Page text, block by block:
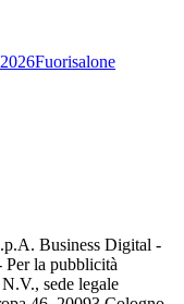
Fuorisalone
Business Digital -
la pubblicità
sede legale